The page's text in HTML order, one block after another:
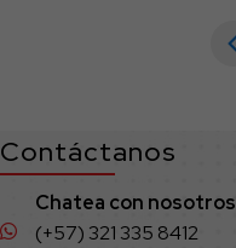
Contáctanos
Chatea con nosotros
(+57) 321 335 8412